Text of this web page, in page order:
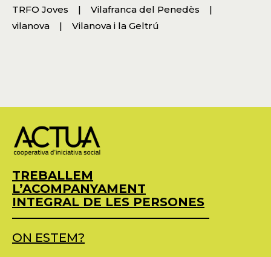
TRFO Joves
Vilafranca del Penedès
vilanova
Vilanova i la Geltrú
TREBALLEM
L’ACOMPANYAMENT
INTEGRAL DE LES PERSONES
ON ESTEM?